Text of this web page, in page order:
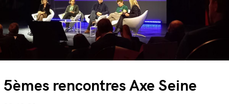
5èmes rencontres Axe Seine